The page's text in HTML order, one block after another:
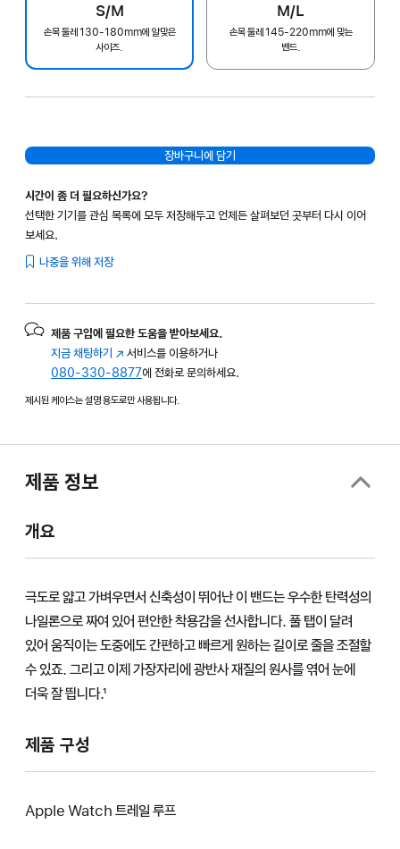
S/M
손목 둘레 130-180mm에 알맞은
사이즈.
M/L
손목 둘레 145-220mm에 맞는
밴드.
장바구니에 담기
시간이 좀 더 필요하신가요?
선택한 기기를 관심 목록에 모두 저장해두고 언제든 살펴보던 곳부터 다시 이어
보세요.
나중을 위해 저장
제품 구입에 필요한 도움을 받아보세요.
지금 채팅하기 (새
창에서
열림)
서비스를 이용하거나
080-330-8877에 전화로 문의하세요.
제시된 케이스는 설명 용도로만 사용됩니다.
제품 정보
개요
극도로 얇고 가벼우면서 신축성이 뛰어난 이 밴드는 우수한 탄력성의
나일론으로 짜여 있어 편안한 착용감을 선사합니다. 풀 탭이 달려
있어 움직이는 도중에도 간편하고 빠르게 원하는 길이로 줄을 조절할
수 있죠. 그리고 이제 가장자리에 광반사 재질의 원사를 엮어 눈에
더욱 잘 띕니다.¹
제품 구성
Apple Watch 트레일 루프